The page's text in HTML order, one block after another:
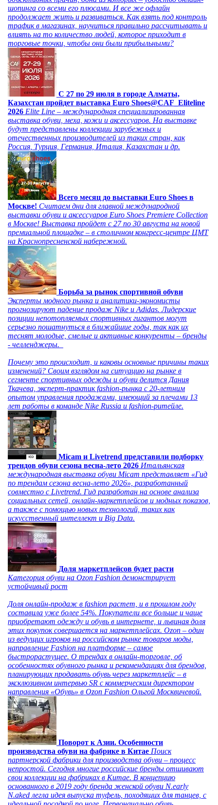
шопинга со всеми его плюсами. И все же офлайн
продолжает жить и развиваться. Как взять под контроль
трафик в магазинах, научиться правильно рассчитывать и
влиять на то количество людей, которое приходит в
торговые точки, чтобы они были прибыльными?
C 27 по 29 июля в городе Алматы,
Казахстан пройдет выставка Euro Shoes@CAF_Eliteline
2026 Elite Line – международная специализированная
выставка обуви, меха, кожи и аксессуаров. На выставке
будут представлены коллекции зарубежных и
отечественных производителей из таких стран, как
Россия, Турция, Германия, Италия, Казахстан и др.
Всего месяц до выставки Euro Shoes в
Москве! Считаем дни для главной международной
выставки обуви и аксессуаров Euro Shoes Premiere Collection
в Москве! Выставка пройдет с 27 по 30 августа на новой
премиальной площадке – в столичном конгресс-центре ЦМТ
на Краснопресненской набережной.
Борьба за рынок спортивной обуви
Эксперты модного рынка и аналитики-экономисты
прогнозируют падение продаж Nike и Adidas. Лидерские
позиции непотопляемых спортивных гигантов могут
серьезно пошатнуться в ближайшие годы, так как их
теснят молодые, смелые и активные конкуренты – бренды
- челленджеры.
Почему это происходит, и каковы основные причины таких
изменений? Своим взглядом на ситуацию на рынке в
сегменте спортивных одежды и обуви делится Дания
Ткачева, эксперт-практик fashion-рынка с 20-летним
опытом управления продажами, имеющий за плечами 13
лет работы в команде Nike Russia и fashion-ритейле.
Micam и Livetrend представили подборку
трендов обуви сезона весна-лето 2026 Итальянская
международная выставка обуви Micam представляет «Гид
по трендам сезона весна-лето 2026», разработанный
совместно с Livetrend. Гид разработан на основе анализа
социальных сетей, онлайн-маркетплейсов и модных показов,
а также с помощью новых технологий, таких как
искусственный интеллект и Big Data.
Доля маркетплейсов будет расти
Категория обуви на Ozon Fashion демонстрирует
устойчивый рост
Доля онлайн-продаж в fashion растет, и в прошлом году
составила уже более 54%. Покупатели все больше и чаще
приобретают одежду и обувь в интернете, и львиная доля
этих покупок совершается на маркетплейсах. Ozon – один
из ведущих игроков на российском рынке товаров моды,
направление Fashion на платформе – самое
быстрорастущее. О трендах в онлайн-торговле, об
особенностях обувного рынка и рекомендациях для брендов,
планирующих продавать обувь через маркетплейс – в
эксклюзивном интервью SR с коммерческим директором
направления «Обувь» в Ozon Fashion Ольгой Москвичевой.
Поворот к Азии. Особенности
производства обуви на фабрике в Китае Поиск
партнерской фабрики для производства обуви – процесс
непростой. Сегодня многие российские бренды отшивают
свои коллекции на фабриках в Китае. В концепцию
основанного в 2019 году бренда женской обуви N.early
N.aked легла идея выпуска туфель, походящих для танцев, с